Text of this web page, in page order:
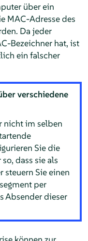
über ein
MAC-Adresse des
Da jeder
Bezeichner hat, ist
ein falscher
verschiedene
nicht im selben
Sie die
dass sie als
steuern Sie einen
per
Absender dieser